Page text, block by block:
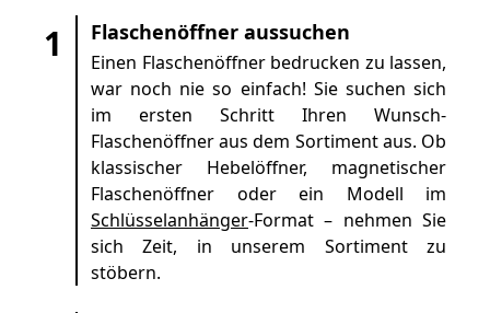
1 Flaschenöffner aussuchen
Einen Flaschenöffner bedrucken zu lassen,
war noch nie so einfach! Sie suchen sich
im ersten Schritt Ihren Wunsch-
Flaschenöffner aus dem Sortiment aus. Ob
klassischer Hebelöffner, magnetischer
Flaschenöffner oder ein Modell im
Schlüsselanhänger-Format – nehmen Sie
sich Zeit, in unserem Sortiment zu
stöbern.